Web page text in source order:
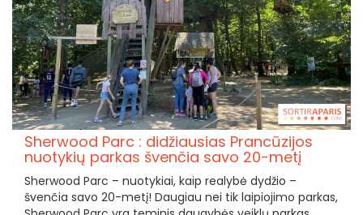
Sherwood Parc : didžiausias Prancūzijos
nuotykių parkas švenčia savo 20-metį
Sherwood Parc – nuotykiai, kaip realybė dydžio –
švenčia savo 20-metį! Daugiau nei tik laipiojimo parkas,